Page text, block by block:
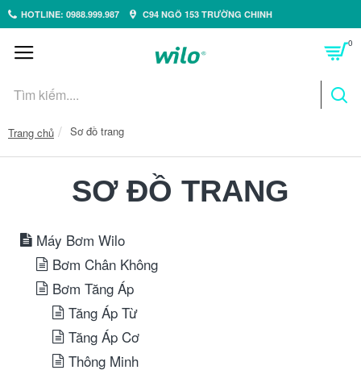
HOTLINE: 0988.999.987 C94 NGÕ 153 TRƯỜNG CHINH
0
Trang chủ Sơ đồ trang
SƠ ĐỒ TRANG
Máy Bơm Wilo
Bơm Chân Không
Bơm Tăng Áp
Tăng Áp Từ
Tăng Áp Cơ
Thông Minh